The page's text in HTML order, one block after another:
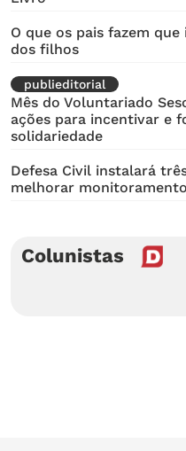
O que os pais fazem
dos filhos
publieditorial
Mês do Voluntariado
ações para incentivar e
solidariedade
Defesa Civil instalará
melhorar
Colunistas